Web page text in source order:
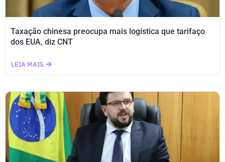
Taxação chinesa preocupa mais logística que tarifaço
dos EUA, diz CNT
LEIA MAIS